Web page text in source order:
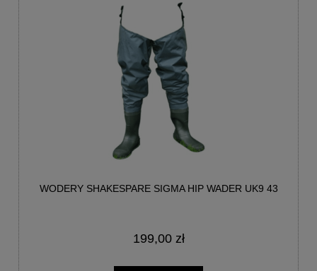
WODERY SHAKESPARE SIGMA HIP WADER UK9 43
199,00 zł